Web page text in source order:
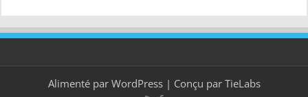
Alimenté par WordPress| Conçu par TieLabs